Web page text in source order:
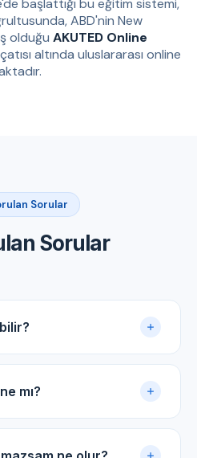
başlattığı bu eğitim sistemi,
ABD'nin New
olduğu AKUTED Online
altında uluslararası online
Sorular
Sorular
sahip tüm tıp
için uygundur.
mı?
üzerinden yürütülür. Canlı
ve PDF ders notlarıyla